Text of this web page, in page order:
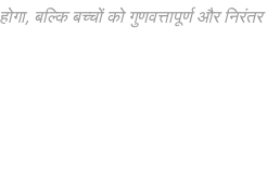
बल्कि बच्चों को गुणवत्तापूर्ण और निरंतर